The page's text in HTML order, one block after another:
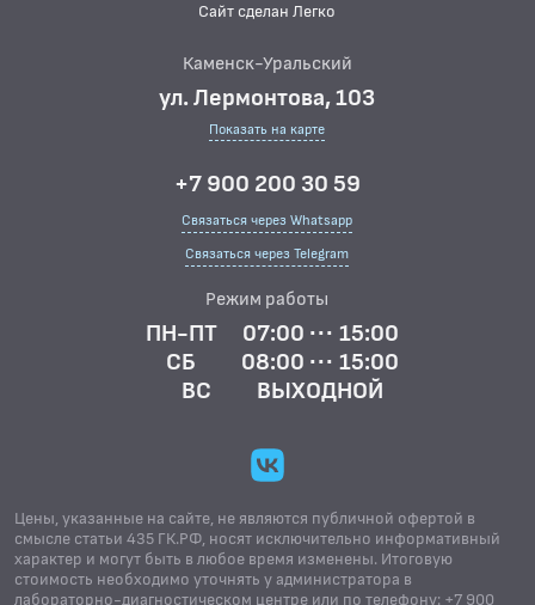
Сайт сделан Легко
Каменск-Уральский
ул. Лермонтова, 103
Показать на карте
+7 900 200 30 59
Связаться через Whatsapp
Связаться через Telegram
Режим работы
ПН-ПТ
07:00 ··· 15:00
СБ
08:00 ··· 15:00
ВС
ВЫХОДНОЙ
Цены, указанные на сайте, не являются публичной офертой в
смысле статьи 435 ГК.РФ, носят исключительно информативный
характер и могут быть в любое время изменены. Итоговую
стоимость необходимо уточнять у администратора в
лабораторно-диагностическом центре или по телефону: +7 900